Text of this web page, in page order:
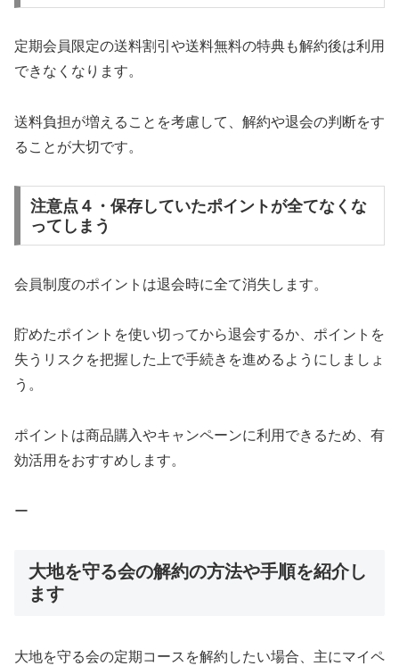
定期会員限定の送料割引や送料無料の特典も解約後は利用
できなくなります。
送料負担が増えることを考慮して、解約や退会の判断をす
ることが大切です。
注意点４・保存していたポイントが全てなくな
ってしまう
会員制度のポイントは退会時に全て消失します。
貯めたポイントを使い切ってから退会するか、ポイントを
失うリスクを把握した上で手続きを進めるようにしましょ
う。
ポイントは商品購入やキャンペーンに利用できるため、有
効活用をおすすめします。
ー
大地を守る会の解約の方法や手順を紹介し
ます
大地を守る会の定期コースを解約したい場合、主にマイペ